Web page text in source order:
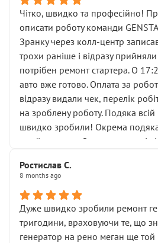
ущільнювачів.
Що прикро — це не перший мій
вас стартер, і тоді сервіс наче
враження. Але згодом знайшов
лобовим склом. Мені пояснили,
відкручували”, і попросили не
новий власник, не застяг в полі))
Але після нинішнього візиту
здаються дрібницями.
Я — клієнт, який працює на
Хотілося б більше:
• належної уваги до авто
• прозорості в роботах і рахунках
• реальної діагностики, а не
“подивились і поїхав”
На жаль, складається враження,
Чітко, швидко та професійно!
описати роботу команди
Зранку через колл-центр
трохи раніше і відразу
потрібен ремонт стартера. О
авто вже готово. Оплата за
відразу видали чек, перелік
на зроблену роботу. Подяка
швидко зробили! Окрема
приймальнику Олександру: всі
звертатися до цього автосервісу.
Ростислав С.
8 months ago
Дуже швидко зробили ремонт
тригодини, враховуючи те, що
генератор на рено меган ще той